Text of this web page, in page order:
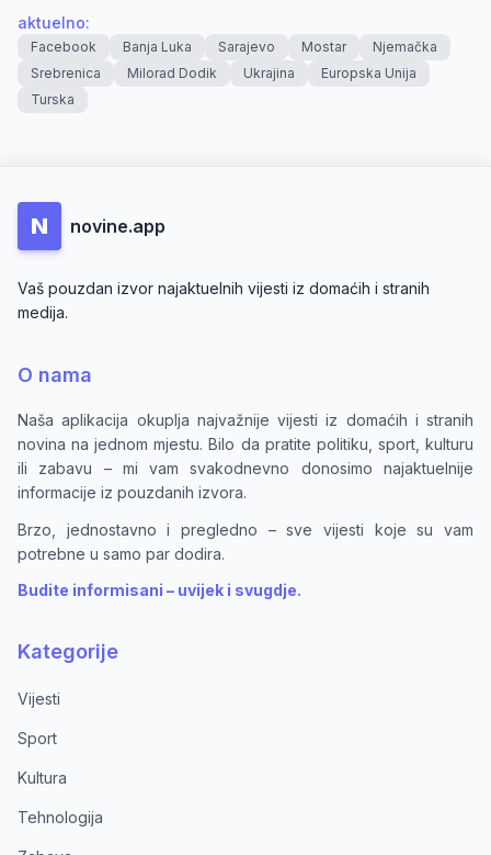
aktuelno:
Facebook Banja Luka Sarajevo Mostar
Njemačka
Srebrenica
Milorad Dodik Ukrajina
Europska Unija
Turska
N novine.app
Vaš pouzdan izvor najaktuelnih vijesti iz domaćih i stranih
medija.
O nama
Naša aplikacija okuplja najvažnije vijesti iz domaćih i stranih
novina na jednom mjestu. Bilo da pratite politiku, sport, kulturu
ili zabavu – mi vam svakodnevno donosimo najaktuelnije
informacije iz pouzdanih izvora.
Brzo, jednostavno i pregledno – sve vijesti koje su vam
potrebne u samo par dodira.
Budite informisani – uvijek i svugdje.
Kategorije
Vijesti
Sport
Kultura
Tehnologija